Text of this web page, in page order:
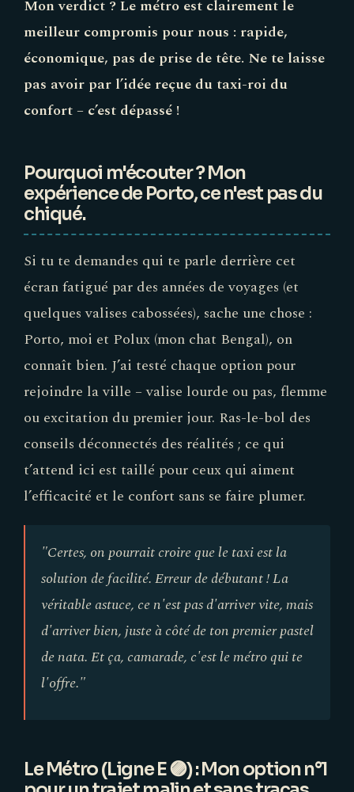
Mon verdict ? Le métro est clairement le
meilleur compromis pour nous : rapide,
économique, pas de prise de tête. Ne te laisse
pas avoir par l’idée reçue du taxi-roi du
confort – c’est dépassé !
Pourquoi m'écouter ? Mon
expérience de Porto, ce n'est pas du
chiqué.
Si tu te demandes qui te parle derrière cet
écran fatigué par des années de voyages (et
quelques valises cabossées), sache une chose :
Porto, moi et Polux (mon chat Bengal), on
connaît bien. J’ai testé chaque option pour
rejoindre la ville – valise lourde ou pas, flemme
ou excitation du premier jour. Ras-le-bol des
conseils déconnectés des réalités ; ce qui
t’attend ici est taillé pour ceux qui aiment
l’efficacité et le confort sans se faire plumer.
"Certes, on pourrait croire que le taxi est la
solution de facilité. Erreur de débutant ! La
véritable astuce, ce n'est pas d'arriver vite, mais
d'arriver bien, juste à côté de ton premier pastel
de nata. Et ça, camarade, c'est le métro qui te
l'offre."
Le Métro (Ligne E 🟣) : Mon option n°1